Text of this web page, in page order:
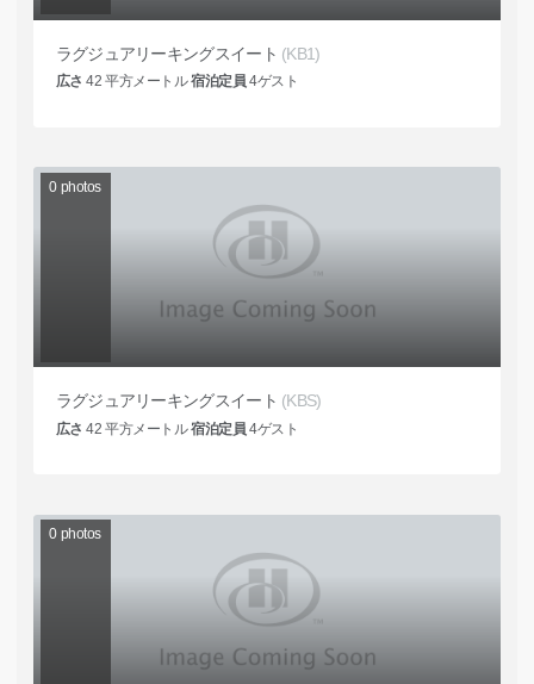
ラグジュアリーキングスイート (KB1)
広さ 42 平方メートル宿泊定員 4ゲスト
0 photos
ラグジュアリーキングスイート (KBS)
広さ 42 平方メートル宿泊定員 4ゲスト
0 photos